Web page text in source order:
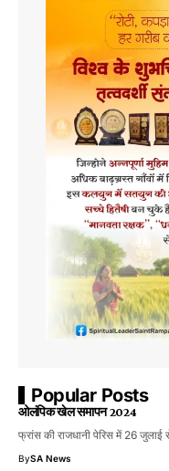
Popular Posts
ओलंपिक खेल समापन 2024
फ्रांस की राजधानी पेरिस में 26
BySA News